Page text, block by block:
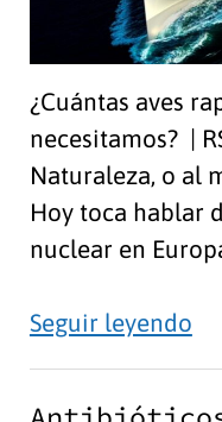
¿Cuántas aves
necesitamos? |
Naturaleza, o al
Hoy toca hablar
nuclear en
Seguir leyendoEl